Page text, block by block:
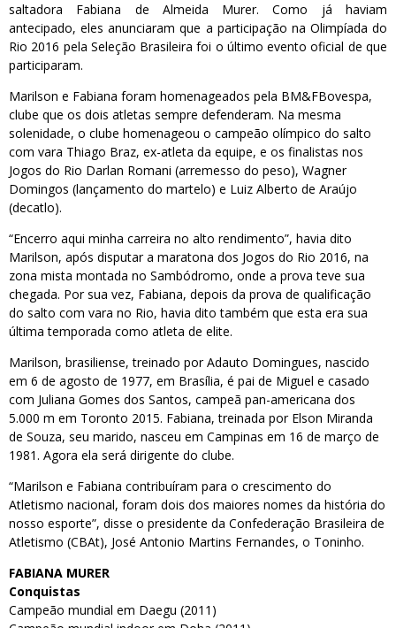
saltadora Fabiana de Almeida Murer. Como já haviam
antecipado, eles anunciaram que a participação na Olimpíada do
Rio 2016 pela Seleção Brasileira foi o último evento oficial de que
participaram.
Marilson e Fabiana foram homenageados pela BM&FBovespa,
clube que os dois atletas sempre defenderam. Na mesma
solenidade, o clube homenageou o campeão olímpico do salto
com vara Thiago Braz, ex-atleta da equipe, e os finalistas nos
Jogos do Rio Darlan Romani (arremesso do peso), Wagner
Domingos (lançamento do martelo) e Luiz Alberto de Araújo
(decatlo).
“Encerro aqui minha carreira no alto rendimento”, havia dito
Marilson, após disputar a maratona dos Jogos do Rio 2016, na
zona mista montada no Sambódromo, onde a prova teve sua
chegada. Por sua vez, Fabiana, depois da prova de qualificação
do salto com vara no Rio, havia dito também que esta era sua
última temporada como atleta de elite.
Marilson, brasiliense, treinado por Adauto Domingues, nascido
em 6 de agosto de 1977, em Brasília, é pai de Miguel e casado
com Juliana Gomes dos Santos, campeã pan-americana dos
5.000 m em Toronto 2015. Fabiana, treinada por Elson Miranda
de Souza, seu marido, nasceu em Campinas em 16 de março de
1981. Agora ela será dirigente do clube.
“Marilson e Fabiana contribuíram para o crescimento do
Atletismo nacional, foram dois dos maiores nomes da história do
nosso esporte”, disse o presidente da Confederação Brasileira de
Atletismo (CBAt), José Antonio Martins Fernandes, o Toninho.
FABIANA MURER
Conquistas
Campeão mundial em Daegu (2011)